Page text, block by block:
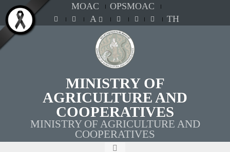
MOAC
OPSMOAC
A
TH
MINISTRY OF
AGRICULTURE AND
COOPERATIVES
MINISTRY OF AGRICULTURE AND
COOPERATIVES